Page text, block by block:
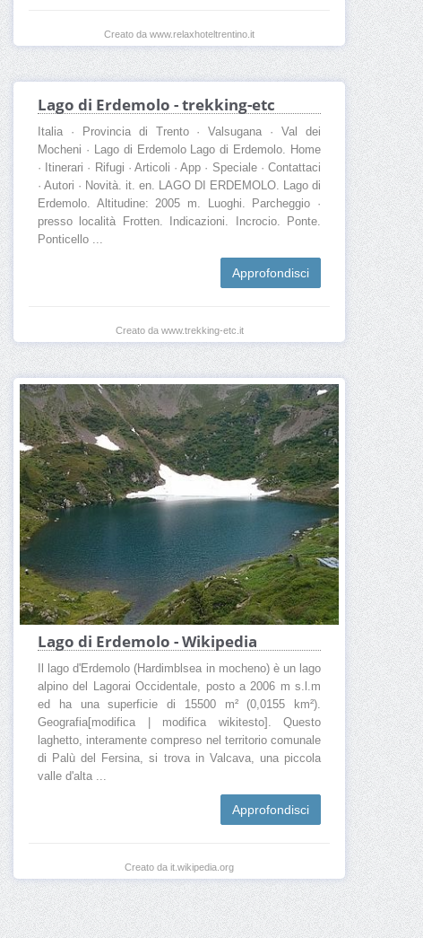
Creato da www.relaxhoteltrentino.it
Lago di Erdemolo - trekking-etc
Italia · Provincia di Trento · Valsugana · Val dei
Mocheni · Lago di Erdemolo Lago di Erdemolo. Home
· Itinerari · Rifugi · Articoli · App · Speciale · Contattaci
· Autori · Novità. it. en. LAGO DI ERDEMOLO. Lago di
Erdemolo. Altitudine: 2005 m. Luoghi. Parcheggio ·
presso località Frotten. Indicazioni. Incrocio. Ponte.
Ponticello ...
Approfondisci
Creato da www.trekking-etc.it
Lago di Erdemolo - Wikipedia
Il lago d'Erdemolo (Hardimblsea in mocheno) è un lago
alpino del Lagorai Occidentale, posto a 2006 m s.l.m
ed ha una superficie di 15500 m² (0,0155 km²).
Geografia[modifica | modifica wikitesto]. Questo
laghetto, interamente compreso nel territorio comunale
di Palù del Fersina, si trova in Valcava, una piccola
valle d'alta ...
Approfondisci
Creato da it.wikipedia.org